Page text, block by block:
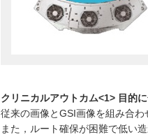
クリニカルアウトカム<1> 目的
従来の画像とGSI画像を組み合わ
また，ルート確保が困難で低い